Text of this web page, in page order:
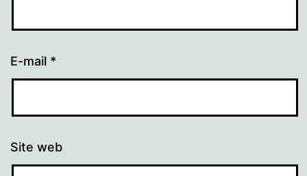
E-mail *
Site web